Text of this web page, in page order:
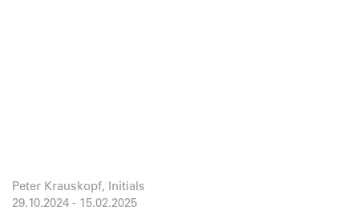
Peter Krauskopf, Initials
29.10.2024 - 15.02.2025